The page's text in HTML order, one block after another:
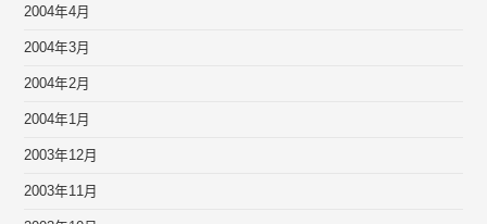
2004年4月
2004年3月
2004年2月
2004年1月
2003年12月
2003年11月